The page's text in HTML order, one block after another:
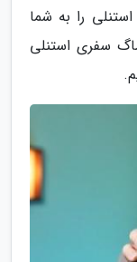
را به شما
سفری استنلی